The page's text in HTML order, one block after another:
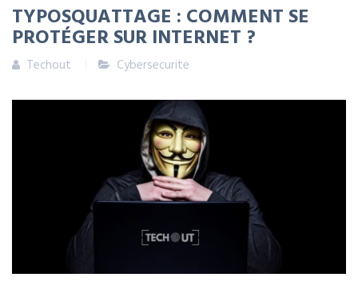
TYPOSQUATTAGE : COMMENT SE
PROTÉGER SUR INTERNET ?
Techout Cybersecurite